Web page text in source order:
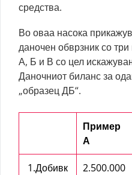
средства.
Во оваа насока
даночен обврзник со
А, Б и В со цел
Даночниот биланс за
„образец ДБ“.
Пример
А
1.Добивк
2.500.000